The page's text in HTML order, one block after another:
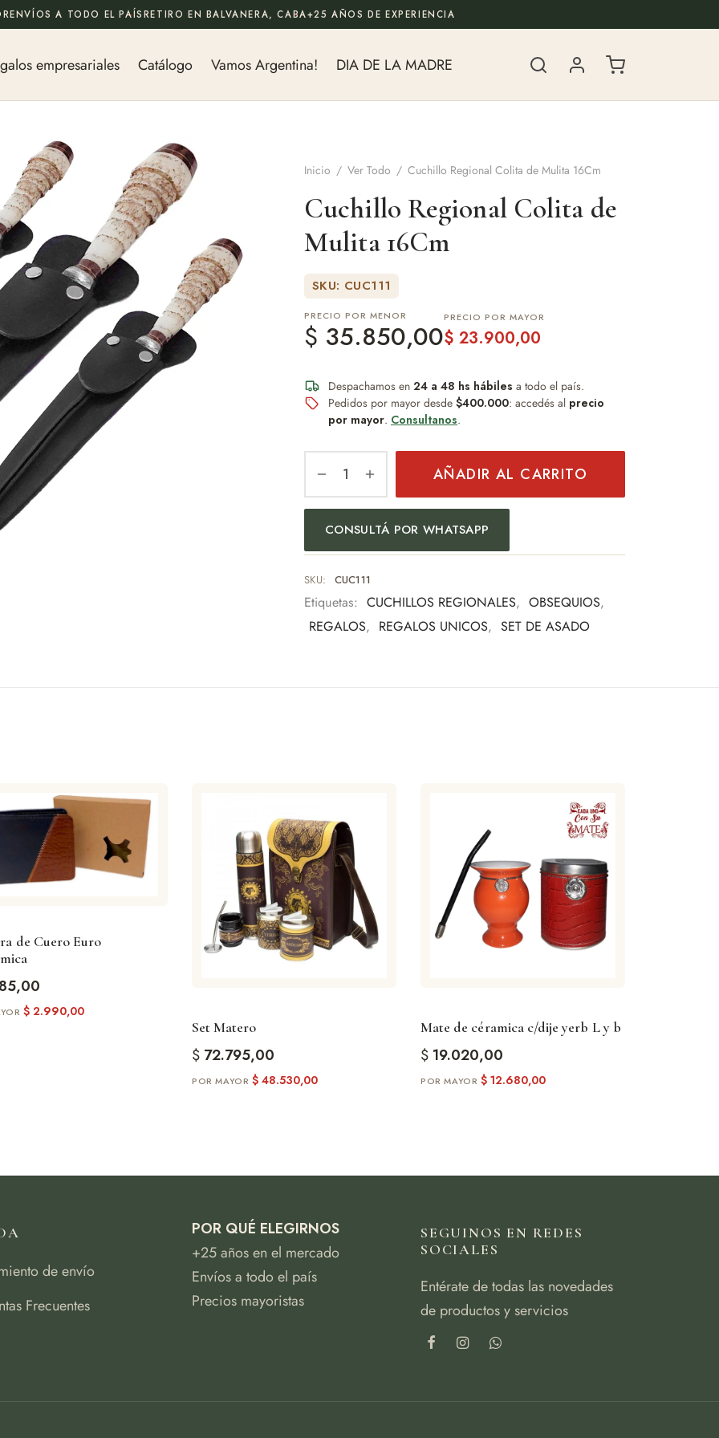
empresariales Catálogo Vamos Argentina! DIA DE LA MADRE
Inicio / Ver Todo / Cuchillo Regional Colita de Mulita 16Cm
Cuchillo Regional Colita de
Mulita 16Cm
SKU: CUC111
PRECIO POR MENOR
$ 35.850,00
PRECIO POR MAYOR
$ 23.900,00
Despachamos en 24 a 48 hs hábiles a todo el país.
Pedidos por mayor desde $400.000: accedés al precio
por mayor. Consultanos.
AÑADIR AL CARRITO
CONSULTÁ POR WHATSAPP
SKU: CUC111
Etiquetas: CUCHILLOS REGIONALES, OBSEQUIOS,
REGALOS, REGALOS UNICOS, SET DE ASADO
de Cuero Euro
$ 2.990,00
Set Matero
$ 72.795,00
$ 48.530,00
Mate de céramica c/dije yerb L y b
$ 19.020,00
$ 12.680,00
de envío
Frecuentes
POR QUÉ ELEGIRNOS
+25 años en el mercado
Envíos a todo el país
Precios mayoristas
SEGUINOS EN REDES
SOCIALES
Entérate de todas las novedades
de productos y servicios
ENVÍOS A TODO EL PAÍSRETIRO EN BALVANERA, CABA+25 AÑOS DE EXPERIENCIA